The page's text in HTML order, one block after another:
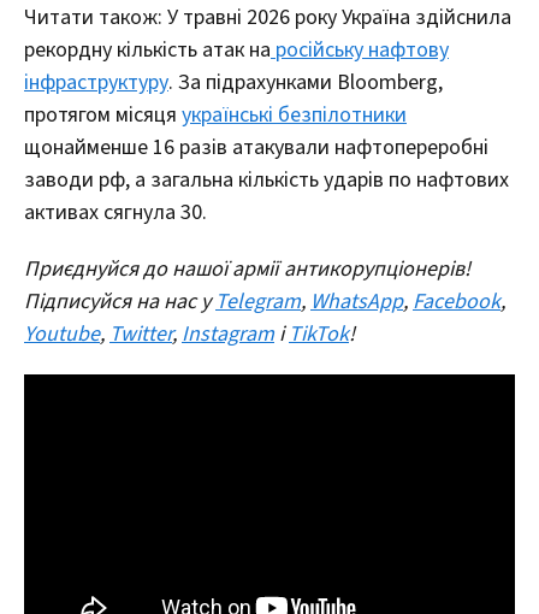
Читати також: У травні 2026 року Україна здійснила
рекордну кількість атак на російську нафтову
інфраструктуру. За підрахунками Bloomberg,
протягом місяця українські безпілотники
щонайменше 16 разів атакували нафтопереробні
заводи рф, а загальна кількість ударів по нафтових
активах сягнула 30.
Приєднуйся до нашої армії антикорупціонерів!
Підписуйся на нас уTelegram, WhatsApp, Facebook,
Youtube, Twitter, Instagram і TikTok!